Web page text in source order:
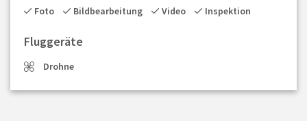
Foto Bildbearbeitung Video Inspektion
Fluggeräte
Drohne